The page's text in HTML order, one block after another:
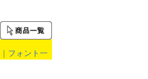
｜ フォント一